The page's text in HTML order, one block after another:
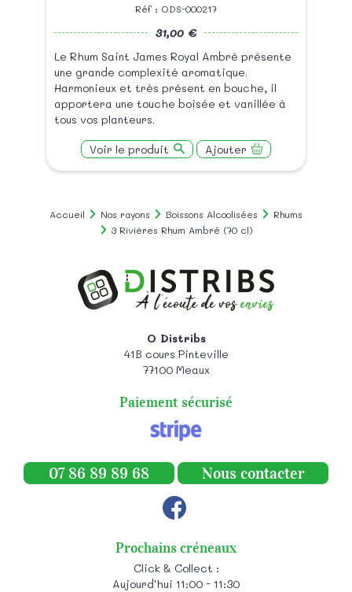
Réf : ODS-000217
31,00 €
Le Rhum Saint James Royal Ambré présente
une grande complexité aromatique.
Harmonieux et très présent en bouche, il
apportera une touche boisée et vanillée à
tous vos planteurs.
Voir le produit
Ajouter
Accueil Nos rayons Boissons Alcoolisées
Rhums
3 Rivières Rhum Ambré (70 cl)
O Distribs
41B cours Pinteville
77100 Meaux
Paiement sécurisé
07 86 89 89 68 Nous contacter
Prochains créneaux
Click & Collect :
Aujourd'hui 11:00 - 11:30